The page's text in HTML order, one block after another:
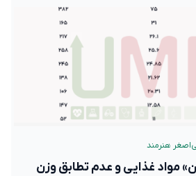
هنرمند
مواد غذایی و عدم تطابق وزن